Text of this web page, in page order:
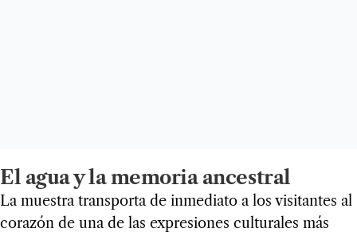
El agua y la memoria ancestral
La muestra transporta de inmediato a los visitantes al
corazón de una de las expresiones culturales más